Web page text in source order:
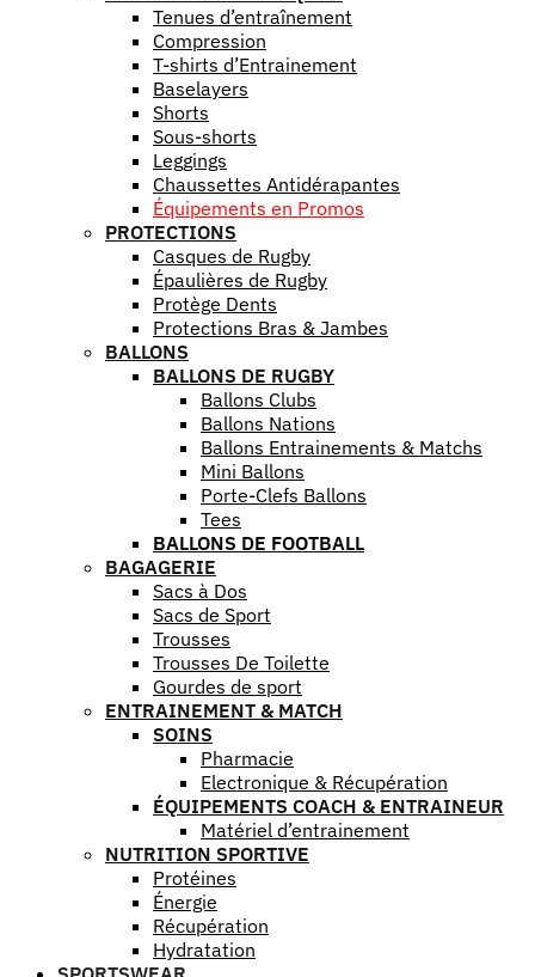
Tenues d’entraînement
Compression
T-shirts d’Entrainement
Baselayers
Shorts
Sous-shorts
Leggings
Chaussettes Antidérapantes
Équipements en Promos
PROTECTIONS
Casques de Rugby
Épaulières de Rugby
Protège Dents
Protections Bras & Jambes
BALLONS
BALLONS DE RUGBY
Ballons Clubs
Ballons Nations
Ballons Entrainements & Matchs
Mini Ballons
Porte-Clefs Ballons
Tees
BALLONS DE FOOTBALL
BAGAGERIE
Sacs à Dos
Sacs de Sport
Trousses
Trousses De Toilette
Gourdes de sport
ENTRAINEMENT & MATCH
SOINS
Pharmacie
Electronique & Récupération
ÉQUIPEMENTS COACH & ENTRAINEUR
Matériel d’entrainement
NUTRITION SPORTIVE
Protéines
Énergie
Récupération
Hydratation